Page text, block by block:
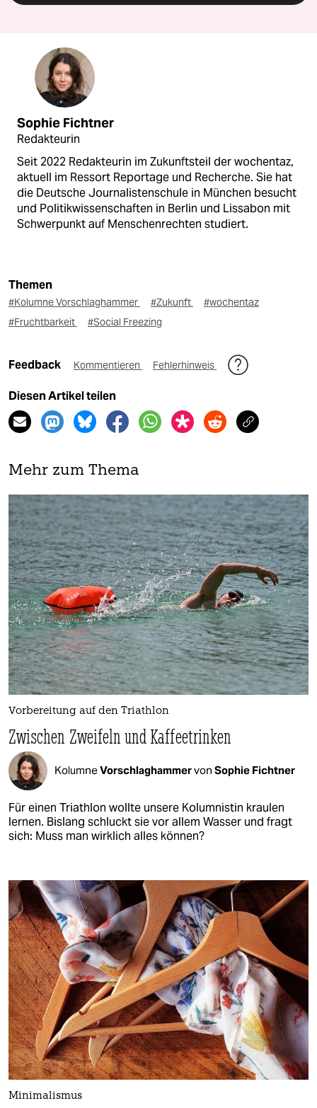
Sophie Fichtner
Redakteurin
Seit 2022 Redakteurin im Zukunftsteil der wochentaz,
aktuell im Ressort Reportage und Recherche. Sie hat
die Deutsche Journalistenschule in München besucht
und Politikwissenschaften in Berlin und Lissabon mit
Schwerpunkt auf Menschenrechten studiert.
Themen
#Kolumne Vorschlaghammer #Zukunft
#wochentaz
#Fruchtbarkeit
#Social Freezing
Feedback Kommentieren Fehlerhinweis
Diesen Artikel teilen
Mehr zum Thema
Vorbereitung auf den Triathlon
Zwischen Zweifeln und Kaffeetrinken
KolumneVorschlaghammervon Sophie Fichtner
Für einen Triathlon wollte unsere Kolumnistin kraulen
lernen. Bislang schluckt sie vor allem Wasser und fragt
sich: Muss man wirklich alles können?
Minimalismus